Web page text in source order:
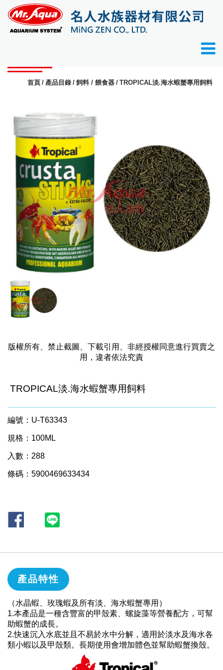
首頁 產品目錄 飼料 / 餵食器 TROPICAL淡.海水蝦蟹專用飼料
版權所有、禁止截圖、下載引用、非經授權同意進行買賣之
用，違者依法究責
TROPICAL淡.海水蝦蟹專用飼料
編號：U-T63343
規格：100ML
入數：288
條碼：5900469633434
產品特性
（水晶蝦、玫瑰蝦及所有淡、海水蝦蟹專用）
1.本產品是一種含豐富的甲殼素、螺旋藻等營養配方，可幫
助蝦蟹的成長。
2.快速沉入水底並且不易於水中分解，適用於淡水及海水各
類小蝦以及甲殼類。長期使用會增加體色並幫助蝦蟹換殼。